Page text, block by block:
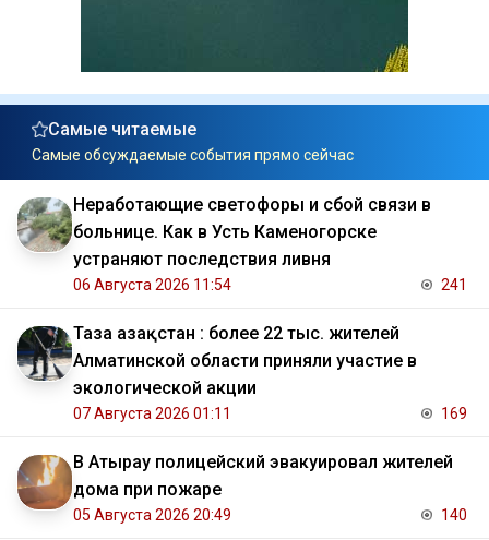
Самые читаемые
Самые обсуждаемые события прямо сейчас
Неработающие светофоры и сбой связи в
больнице. Как в Усть Каменогорске
устраняют последствия ливня
06 Августа 2026 11:54 241
Таза Қазақстан : более 22 тыс. жителей
Алматинской области приняли участие в
экологической акции
07 Августа 2026 01:11 169
В Атырау полицейский эвакуировал жителей
дома при пожаре
05 Августа 2026 20:49 140